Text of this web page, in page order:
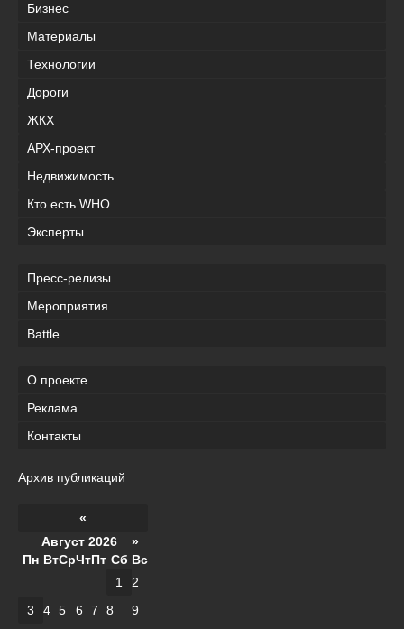
Бизнес
Материалы
Технологии
Дороги
ЖКХ
АРХ-проект
Недвижимость
Кто есть WHO
Эксперты
Пресс-релизы
Мероприятия
Battle
О проекте
Реклама
Контакты
Архив публикаций
«
Август 2026 »
Пн ВтСрЧтПт Сб Вс
1
2
3
4 5 6 7 8
9